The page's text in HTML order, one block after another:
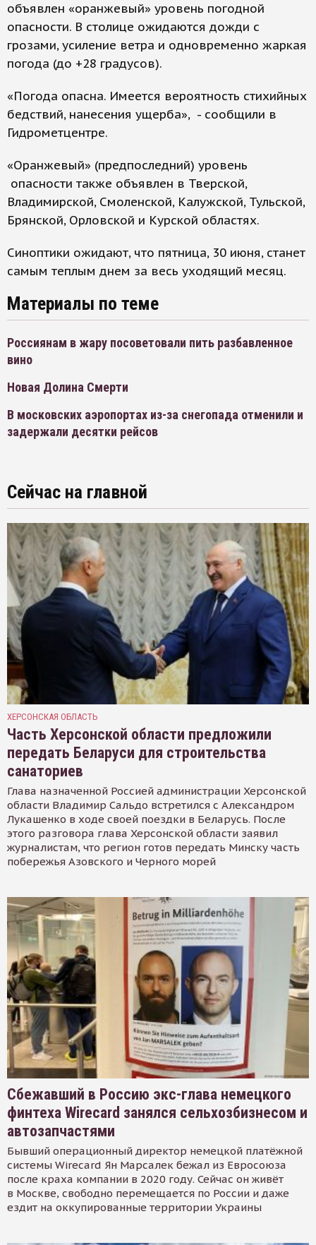
объявлен «оранжевый» уровень погодной
опасности. В столице ожидаются дожди с
грозами, усиление ветра и одновременно жаркая
погода (до +28 градусов).
«Погода опасна. Имеется вероятность стихийных
бедствий, нанесения ущерба», - сообщили в
Гидрометцентре.
«Оранжевый» (предпоследний) уровень
опасности также объявлен в Тверской,
Владимирской, Смоленской, Калужской, Тульской,
Брянской, Орловской и Курской областях.
Синоптики ожидают, что пятница, 30 июня, станет
самым теплым днем за весь уходящий месяц.
Материалы по теме
Россиянам в жару посоветовали пить разбавленное
вино
Новая Долина Смерти
В московских аэропортах из-за снегопада отменили и
задержали десятки рейсов
Сейчас на главной
ХЕРСОНСКАЯ ОБЛАСТЬ
Часть Херсонской области предложили
передать Беларуси для строительства
санаториев
Глава назначенной Россией администрации Херсонской
области Владимир Сальдо встретился с Александром
Лукашенко в ходе своей поездки в Беларусь. После
этого разговора глава Херсонской области заявил
журналистам, что регион готов передать Минску часть
побережья Азовского и Черного морей
Сбежавший в Россию экс-глава немецкого
финтеха Wirecard занялся сельхозбизнесом и
автозапчастями
Бывший операционный директор немецкой платёжной
системы Wirecard Ян Марсалек бежал из Евросоюза
после краха компании в 2020 году. Сейчас он живёт
в Москве, свободно перемещается по России и даже
ездит на оккупированные территории Украины